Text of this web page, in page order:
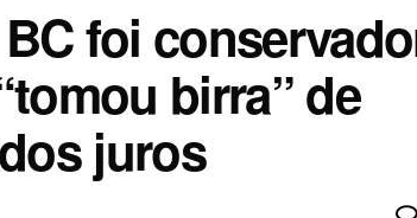
foi
birra” de
juros